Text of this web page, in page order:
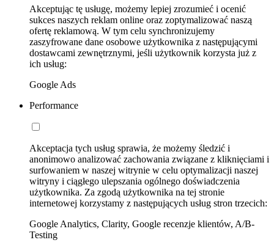
Akceptując tę usługę, możemy lepiej zrozumieć i ocenić
sukces naszych reklam online oraz zoptymalizować naszą
ofertę reklamową. W tym celu synchronizujemy
zaszyfrowane dane osobowe użytkownika z następującymi
dostawcami zewnętrznymi, jeśli użytkownik korzysta już z
ich usług:
Google Ads
Performance
Akceptacja tych usług sprawia, że możemy śledzić i
anonimowo analizować zachowania związane z kliknięciami i
surfowaniem w naszej witrynie w celu optymalizacji naszej
witryny i ciągłego ulepszania ogólnego doświadczenia
użytkownika. Za zgodą użytkownika na tej stronie
internetowej korzystamy z następujących usług stron trzecich:
Google Analytics, Clarity, Google recenzje klientów, A/B-
Testing